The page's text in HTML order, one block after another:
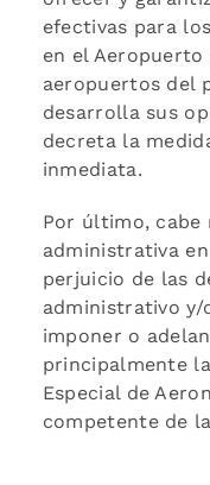
efectivas para
en el Aeropuerto
aeropuertos del
desarrolla sus
decreta la
inmediata.
Por último, cabe
administrativa
perjuicio de las
administrativo y/
imponer o
principalmente
Especial de
competente de